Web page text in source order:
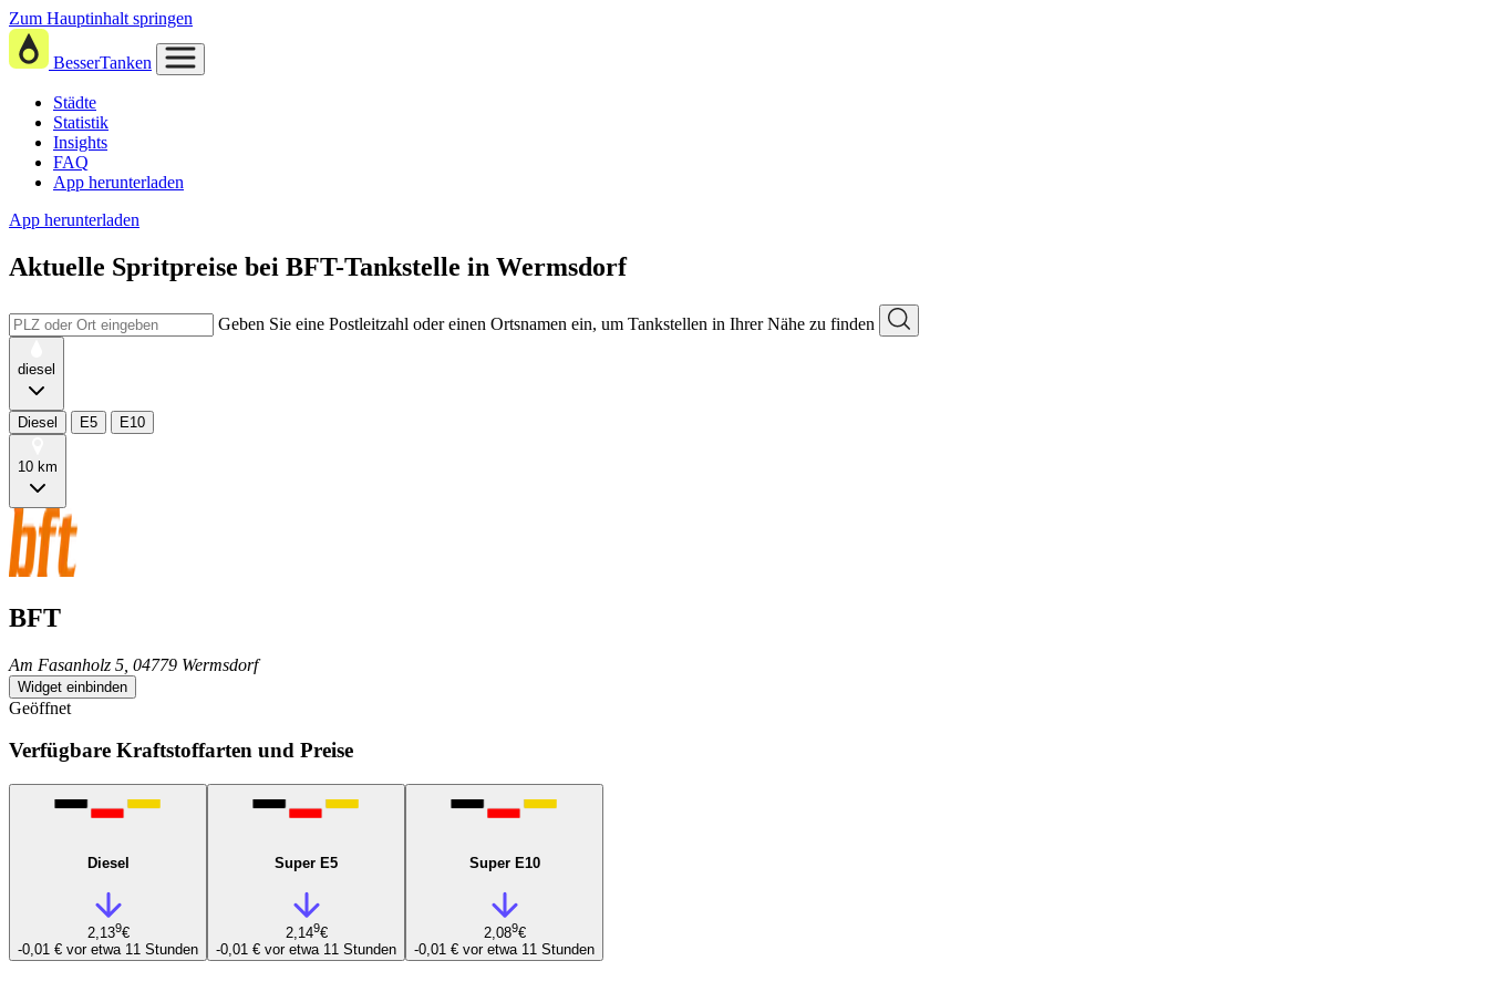
Zum Hauptinhalt springen
BesserTanken
Städte
Statistik
Insights
FAQ
App herunterladen
App herunterladen
Aktuelle Spritpreise bei BFT-Tankstelle in Wermsdorf
Geben Sie eine Postleitzahl oder einen Ortsnamen ein, um Tankstellen in Ihrer Nähe zu finden
diesel
Diesel E5 E10
10 km
BFT
Am Fasanholz 5, 04779 Wermsdorf
Widget einbinden
Geöffnet
Verfügbare Kraftstoffarten und Preise
Diesel
2,139€
-0,01 € vor etwa 11 Stunden
Super E5
2,149€
-0,01 € vor etwa 11 Stunden
Super E10
2,089€
-0,01 € vor etwa 11 Stunden